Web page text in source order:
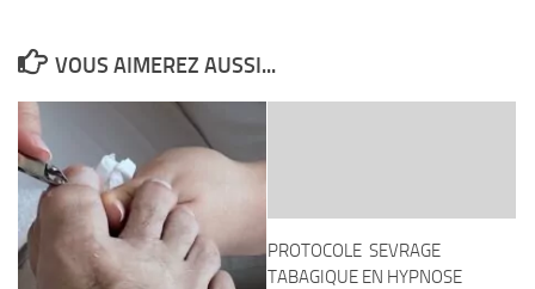
VOUS AIMEREZ AUSSI...
PROTOCOLE SEVRAGE
TABAGIQUE EN HYPNOSE